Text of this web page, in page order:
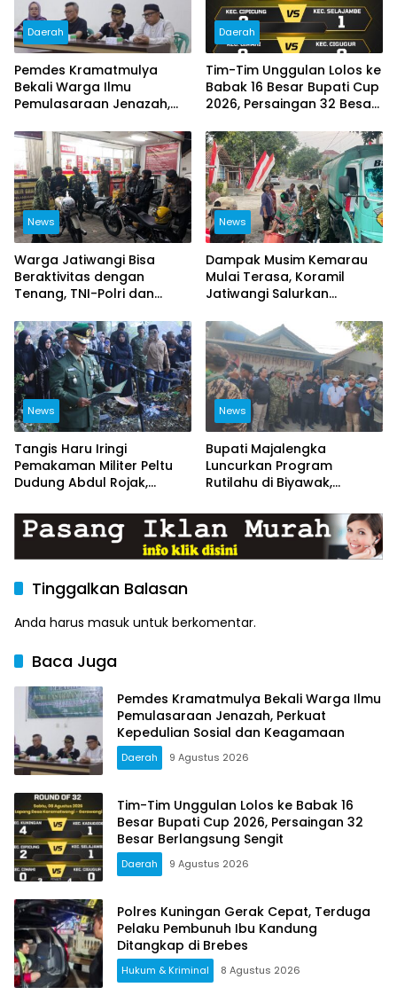
Daerah
Pemdes Kramatmulya
Bekali Warga Ilmu
Pemulasaraan Jenazah,
dan Keagamaan
Daerah
Tim-Tim Unggulan Lolos ke
Babak 16 Besar Bupati Cup
2026, Persaingan 32 Besar
News
Warga Jatiwangi Bisa
Beraktivitas dengan
Tenang, TNI-Polri dan
Patroli
News
Dampak Musim Kemarau
Mulai Terasa, Koramil
Jatiwangi Salurkan
Warga Desa Loji
News
Tangis Haru Iringi
Pemakaman Militer Peltu
Dudung Abdul Rojak,
Upacara Penghormatan
Terakhir
News
Bupati Majalengka
Luncurkan Program
Rutilahu di Biyawak,
1714/Jatitujuh Turut
Dukung GEBER Bersama
Warga
Tinggalkan Balasan
Anda harus masuk untuk berkomentar.
Baca Juga
Pemdes Kramatmulya Bekali Warga Ilmu
Pemulasaraan Jenazah, Perkuat
Kepedulian Sosial dan Keagamaan
Daerah 9 Agustus 2026
Tim-Tim Unggulan Lolos ke Babak 16
Besar Bupati Cup 2026, Persaingan 32
Besar Berlangsung Sengit
Daerah 9 Agustus 2026
Polres Kuningan Gerak Cepat, Terduga
Pelaku Pembunuh Ibu Kandung
Ditangkap di Brebes
Hukum & Kriminal 8 Agustus 2026